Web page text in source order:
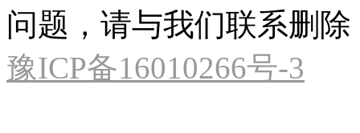
问题，请与我们联系删除
豫ICP备16010266号-3